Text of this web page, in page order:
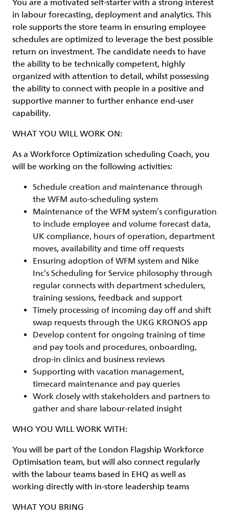
You are a motivated self-starter with a strong interest
in labour forecasting, deployment and analytics. This
role supports the store teams in ensuring employee
schedules are optimized to leverage the best possible
return on investment. The candidate needs to have
the ability to be technically competent, highly
organized with attention to detail, whilst possessing
the ability to connect with people in a positive and
supportive manner to further enhance end-user
capability.
WHAT YOU WILL WORK ON:
As a Workforce Optimization scheduling Coach, you
will be working on the following activities:
Schedule creation and maintenance through
the WFM auto-scheduling system
Maintenance of the WFM system’s configuration
to include employee and volume forecast data,
UK compliance, hours of operation, department
moves, availability and time off requests
Ensuring adoption of WFM system and Nike
Inc’s Scheduling for Service philosophy through
regular connects with department schedulers,
training sessions, feedback and support
Timely processing of incoming day off and shift
swap requests through the UKG KRONOS app
Develop content for ongoing training of time
and pay tools and procedures, onboarding,
drop-in clinics and business reviews
Supporting with vacation management,
timecard maintenance and pay queries
Work closely with stakeholders and partners to
gather and share labour-related insight
WHO YOU WILL WORK WITH:
You will be part of the London Flagship Workforce
Optimisation team, but will also connect regularly
with the labour teams based in EHQ as well as
working directly with in-store leadership teams
WHAT YOU BRING